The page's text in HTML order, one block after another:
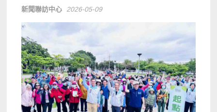
新聞聯訪中心 2026-05-09